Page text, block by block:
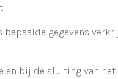
gegevens
en bij de sluiting van het